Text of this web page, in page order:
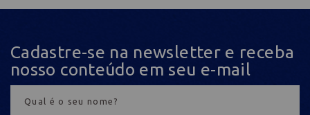
Cadastre-se na newsletter e receba
nosso conteúdo em seu e-mail